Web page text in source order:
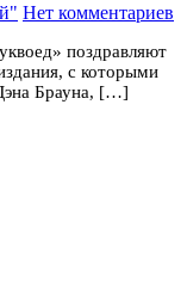
Нет комментариев
поздравляют
с которыми
Брауна, […]